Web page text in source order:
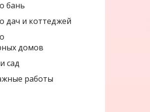
бань
дач и коттеджей
домов
сад
работы